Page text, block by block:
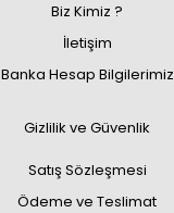
Biz Kimiz ?
İletişim
Banka Hesap Bilgilerimiz
Gizlilik ve Güvenlik
Satış Sözleşmesi
Ödeme ve Teslimat